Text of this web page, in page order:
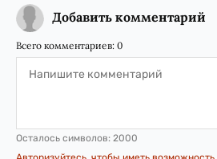
Добавить комментарий
Всего комментариев: 0
Осталось символов: 2000